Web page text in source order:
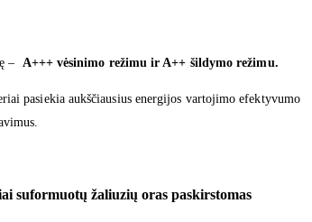
– A+++ vėsinimo režimu ir A++ šildymo režimu.
pasiekia aukščiausius energijos vartojimo efektyvumo
suformuotų žaliuzių oras paskirstomas